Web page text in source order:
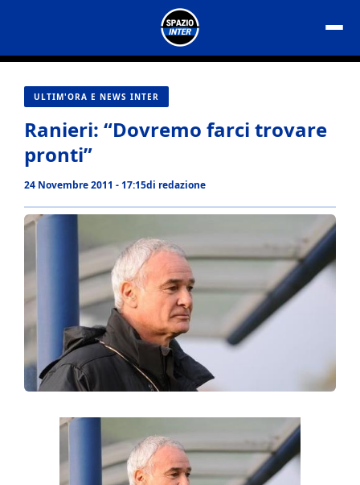
contenuto
ULTIM'ORA E NEWS INTER
Ranieri: “Dovremo farci trovare
pronti”
24 Novembre 2011 - 17:15di redazione